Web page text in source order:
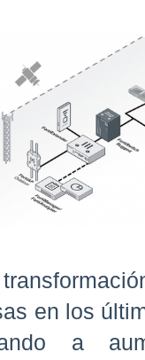
en los
a